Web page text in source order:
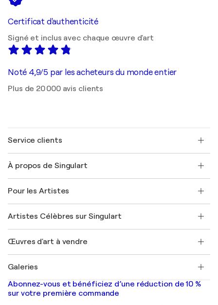
Certificat d'authenticité
Signé et inclus avec chaque œuvre d'art
Noté 4,9/5 par les acheteurs du monde entier
Plus de 20 000 avis clients
Service clients
Expédition
Offrir une carte cadeau
Rejoignez notre programme commercial
Mon compte
+33 1 76 44 06 42
À propos de Singulart
FAQ
Magazine Singulart
Emplois
Découvrez une sélection d'art original
Pour les Artistes
Se connecter en tant qu'Artiste
Artistes Célèbres sur Singulart
Marc Chagall
Banksy
Mr. Brainwash
Shepard Fairey
Œuvres d'art à vendre
Tableaux abstraits à vendre
Peintures de paysage
Estampes
Galeries
Galeries d'art en France
Galeries d'art en Belgique
Abonnez-vous et bénéficiez d’une réduction de 10 %
sur votre première commande